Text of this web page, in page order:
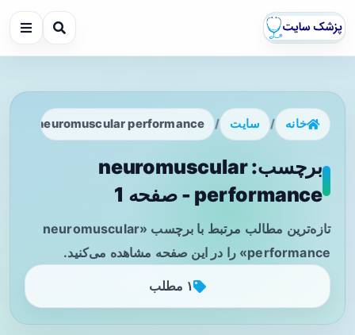
خانه / سایت /
neuromuscular performance
برچسب: neuromuscular
performance - صفحه 1
تازه‌ترین مطالب مرتبط با برچسب «neuromuscular
performance» را در این صفحه مشاهده می‌کنید.
۱ مطلب